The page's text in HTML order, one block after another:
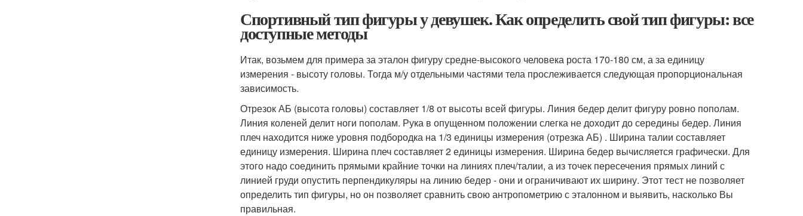
Спортивный тип фигуры у девушек. Как определить свой тип фигуры: все
доступные методы
Итак, возьмем для примера за эталон фигуру средне-высокого человека роста 170-180 см, а за единицу
измерения - высоту головы. Тогда м/у отдельными частями тела прослеживается следующая пропорциональная
зависимость.
Отрезок АБ (высота головы) составляет 1/8 от высоты всей фигуры. Линия бедер делит фигуру ровно пополам.
Линия коленей делит ноги пополам. Рука в опущенном положении слегка не доходит до середины бедер. Линия
плеч находится ниже уровня подбородка на 1/3 единицы измерения (отрезка АБ) . Ширина талии составляет
единицу измерения. Ширина плеч составляет 2 единицы измерения. Ширина бедер вычисляется графически. Для
этого надо соединить прямыми крайние точки на линиях плеч/талии, а из точек пересечения прямых линий с
линией груди опустить перпендикуляры на линию бедер - они и ограничивают их ширину. Этот тест не позволяет
определить тип фигуры, но он позволяет сравнить свою антропометрию с эталонном и выявить, насколько Вы
правильная.